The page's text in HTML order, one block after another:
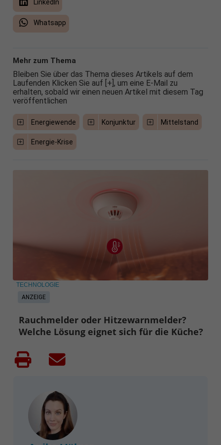
LinkedIn
Whatsapp
Mehr zum Thema
Bleiben Sie über das Thema dieses Artikels auf dem
Laufenden Klicken Sie auf [+], um eine E-Mail zu
erhalten, sobald wir einen neuen Artikel mit diesem Tag
veröffentlichen
Energiewende Konjunktur Mittelstand
Energie-Krise
ANZEIGE
TECHNOLOGIE
Rauchmelder oder Hitzewarnmelder?
Welche Lösung eignet sich für die Küche?